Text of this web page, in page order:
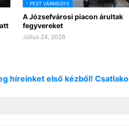
- PEST VÁRMEGYE
A Józsefvárosi piacon árultak
fegyvereket
Július 24, 2026
híreinket első kézből!